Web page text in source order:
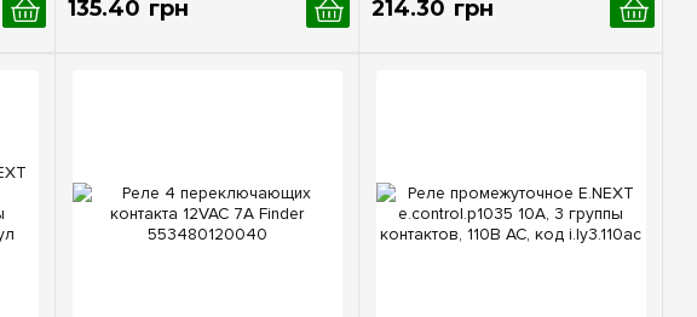
135.40 грн 214.30 грн